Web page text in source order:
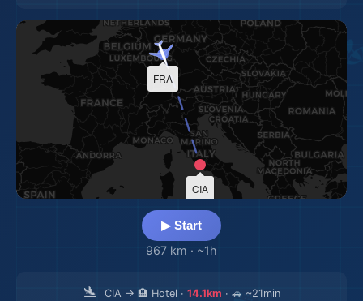
FRA
CIA
▶ Start
967 km · ~1h
🛬 CIA → 🏨 Hotel · 14.1km · 🚗 ~21min